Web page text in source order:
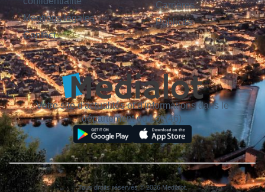
Mentions légales
Contact
Carrières
Publicité
Votre site d'actualités et d'informations dans le
département du Lot (46).
Tous droits réservés © 2026 Medialot.